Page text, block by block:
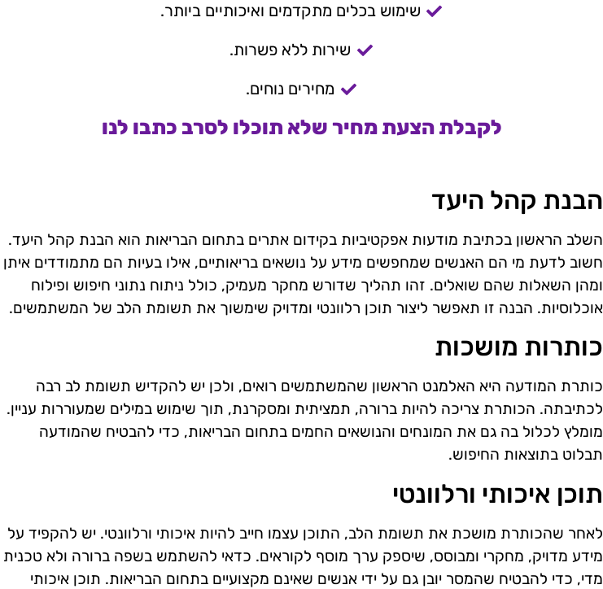
שימוש בכלים מתקדמים ואיכותיים ביותר.
שירות ללא פשרות.
מחירים נוחים.
לקבלת הצעת מחיר שלא תוכלו לסרב כתבו לנו
הבנת קהל היעד
השלב הראשון בכתיבת מודעות אפקטיביות בקידום אתרים בתחום הבריאות הוא הבנת קהל היעד.
חשוב לדעת מי הם האנשים שמחפשים מידע על נושאים בריאותיים, אילו בעיות הם מתמודדים איתן
ומהן השאלות שהם שואלים. זהו תהליך שדורש מחקר מעמיק, כולל ניתוח נתוני חיפוש ופילוח
אוכלוסיות. הבנה זו תאפשר ליצור תוכן רלוונטי ומדויק שימשוך את תשומת הלב של המשתמשים.
כותרות מושכות
כותרת המודעה היא האלמנט הראשון שהמשתמשים רואים, ולכן יש להקדיש תשומת לב רבה
לכתיבתה. הכותרת צריכה להיות ברורה, תמציתית ומסקרנת, תוך שימוש במילים שמעוררות עניין.
מומלץ לכלול בה גם את המונחים והנושאים החמים בתחום הבריאות, כדי להבטיח שהמודעה
תבלוט בתוצאות החיפוש.
תוכן איכותי ורלוונטי
לאחר שהכותרת מושכת את תשומת הלב, התוכן עצמו חייב להיות איכותי ורלוונטי. יש להקפיד על
מידע מדויק, מחקרי ומבוסס, שיספק ערך מוסף לקוראים. כדאי להשתמש בשפה ברורה ולא טכנית
מדי, כדי להבטיח שהמסר יובן גם על ידי אנשים שאינם מקצועיים בתחום הבריאות. תוכן איכותי